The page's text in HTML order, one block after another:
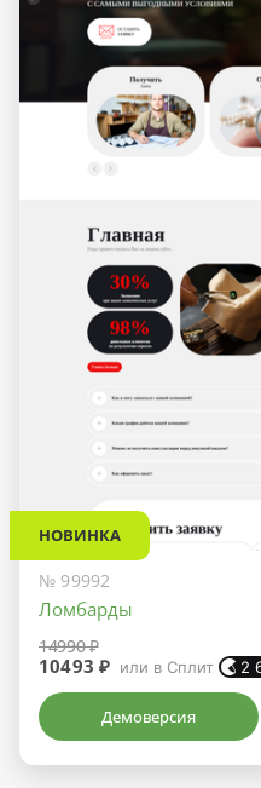
НОВИНКА
№ 99992
Ломбарды
14990 ₽
10493 ₽ или в Сплит 2
Демоверсия